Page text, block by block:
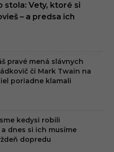
stola: Vety, ktoré si
– a predsa ich
pravé mená slávnych
či Mark Twain na
poriadne klamali
kedysi robili
dnes si ich musíme
dopredu